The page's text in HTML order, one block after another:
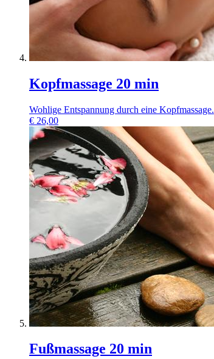
Kopfmassage 20 min
Wohlige Entspannung durch eine Kopfmassage.
€ 26,00
Fußmassage 20 min